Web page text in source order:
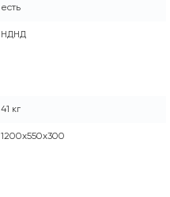
есть
НДНД
41 кг
1200x550x300